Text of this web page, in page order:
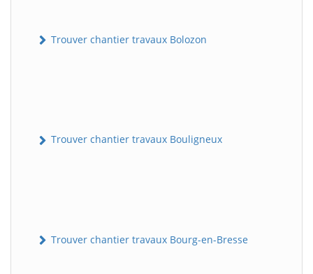
Trouver chantier travaux Bolozon
Trouver chantier travaux Bouligneux
Trouver chantier travaux Bourg-en-Bresse